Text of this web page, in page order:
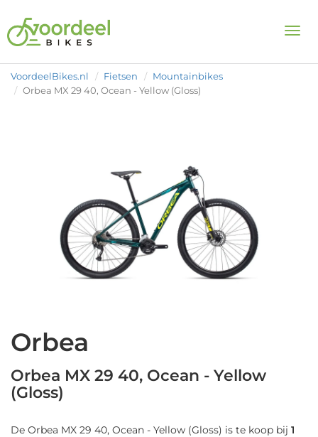
VoordeelBikes.nl Fietsen
Mountainbikes
Orbea MX 29 40, Ocean - Yellow (Gloss)
Orbea
Orbea MX 29 40, Ocean - Yellow
(Gloss)
De Orbea MX 29 40, Ocean - Yellow (Gloss) is te koop bij 1